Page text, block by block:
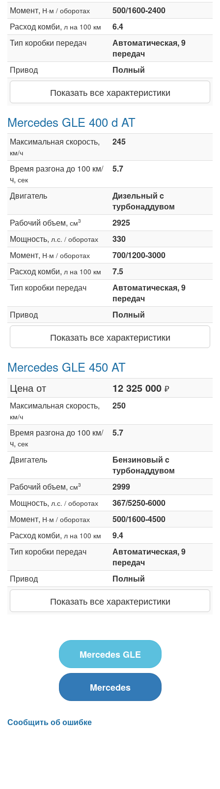
Момент, Н·м / оборотах
500/1600-2400
Расход комби, л на 100 км
6.4
Тип коробки передач
Автоматическая, 9
передач
Привод
Полный
Показать все характеристики
Mercedes GLE 400 d AT
Максимальная скорость,
км/ч
245
Время разгона до 100 км/
ч, сек
5.7
Двигатель
Дизельный c
турбонаддувом
Рабочий объем, см3
2925
Мощность, л.с. / оборотах
330
Момент, Н·м / оборотах
700/1200-3000
Расход комби, л на 100 км
7.5
Тип коробки передач
Автоматическая, 9
передач
Привод
Полный
Показать все характеристики
Mercedes GLE 450 AT
Цена от 12 325 000 ₽
Максимальная скорость,
км/ч
250
Время разгона до 100 км/
ч, сек
5.7
Двигатель
Бензиновый c
турбонаддувом
Рабочий объем, см3
2999
Мощность, л.с. / оборотах
367/5250-6000
Момент, Н·м / оборотах
500/1600-4500
Расход комби, л на 100 км
9.4
Тип коробки передач
Автоматическая, 9
передач
Привод
Полный
Показать все характеристики
Mercedes GLE
Mercedes
Сообщить об ошибке